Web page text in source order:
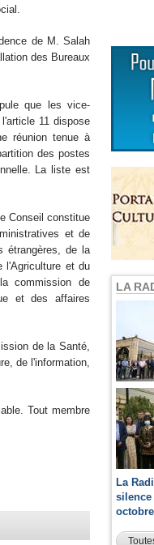
de M. Salah
des Bureaux
que les vice-
11 dispose
réunion tenue à
des postes
La liste est
Conseil constitue
et de
étrangères, de la
l'Agriculture et du
commission de
et des affaires
de la Santé,
de l'information,
Tout membre
LA
La
silence